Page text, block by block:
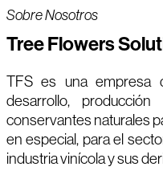
Sobre Nosotros
Tree Flowers
TFS es una empresa
desarrollo,
conservantes naturales
en especial, para el
industria vinícola y sus